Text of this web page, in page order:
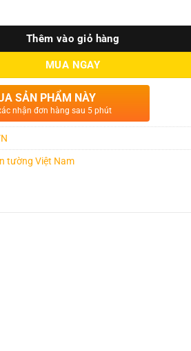
Thêm vào giỏ hàng
MUA NGAY
SẢN PHẨM NÀY
nhận đơn hàng sau 5 phút
tường Việt Nam